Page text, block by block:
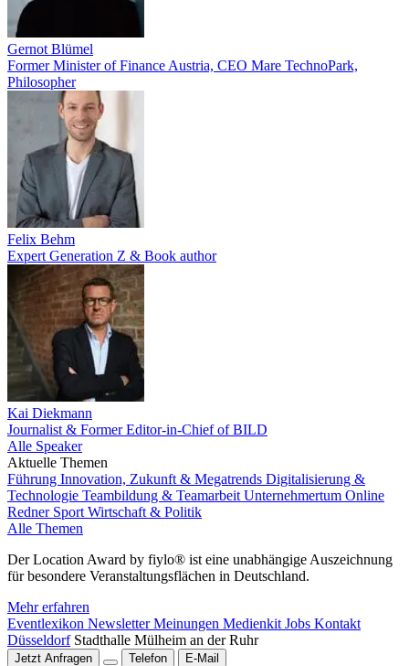
Gernot Blümel
Former Minister of Finance Austria, CEO Mare TechnoPark,
Philosopher
Felix Behm
Expert Generation Z & Book author
Kai Diekmann
Journalist & Former Editor-in-Chief of BILD
Alle Speaker
Aktuelle Themen
Führung Innovation, Zukunft & Megatrends Digitalisierung &
Technologie Teambildung & Teamarbeit Unternehmertum Online
Redner Sport Wirtschaft & Politik
Alle Themen
Der Location Award by fiylo® ist eine unabhängige Auszeichnung
für besondere Veranstaltungsflächen in Deutschland.
Mehr erfahren
Eventlexikon NewsletterMeinungen Medienkit Jobs Kontakt
Düsseldorf Stadthalle Mülheim an der Ruhr
Jetzt Anfragen Telefon E-Mail